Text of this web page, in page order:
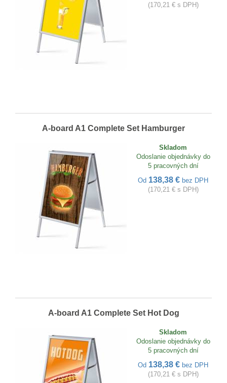
(170,21 € s DPH)
A-board A1 Complete Set Hamburger
Skladom
Odoslanie objednávky do
5 pracovných dní
Od 138,38 € bez DPH
(170,21 € s DPH)
A-board A1 Complete Set Hot Dog
Skladom
Odoslanie objednávky do
5 pracovných dní
Od 138,38 € bez DPH
(170,21 € s DPH)